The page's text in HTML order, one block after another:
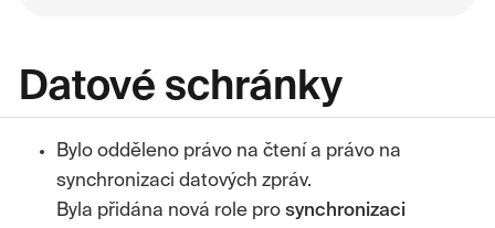
Datové schránky
Bylo odděleno právo na čtení a právo na
synchronizaci datových zpráv.
Byla přidána nová role pro synchronizaci